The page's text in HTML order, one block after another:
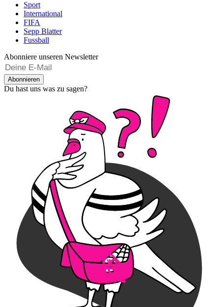
Sport
International
FIFA
Sepp Blatter
Fussball
Abonniere unseren Newsletter
Abonnieren
Du hast uns was zu sagen?